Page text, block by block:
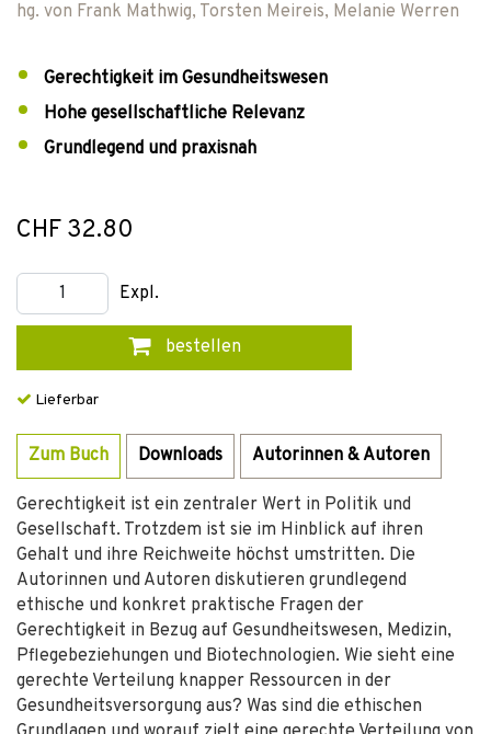
hg. von Frank Mathwig, Torsten Meireis, Melanie Werren
Gerechtigkeit im Gesundheitswesen
Hohe gesellschaftliche Relevanz
Grundlegend und praxisnah
CHF 32.80
Expl.
bestellen
Lieferbar
Zum Buch Downloads Autorinnen & Autoren
Gerechtigkeit ist ein zentraler Wert in Politik und
Gesellschaft. Trotzdem ist sie im Hinblick auf ihren
Gehalt und ihre Reichweite höchst umstritten. Die
Autorinnen und Autoren diskutieren grundlegend
ethische und konkret praktische Fragen der
Gerechtigkeit in Bezug auf Gesundheitswesen, Medizin,
Pflegebeziehungen und Biotechnologien. Wie sieht eine
gerechte Verteilung knapper Ressourcen in der
Gesundheitsversorgung aus? Was sind die ethischen